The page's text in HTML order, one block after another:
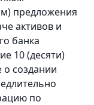
предложения
активов и
банка
10 (десяти)
создании
по